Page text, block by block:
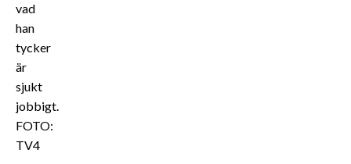
vad
han
tycker
är
sjukt
jobbigt.
FOTO:
TV4